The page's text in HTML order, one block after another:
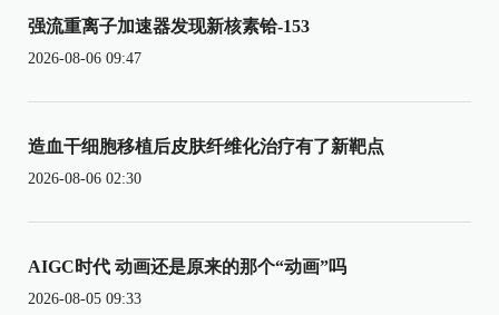
强流重离子加速器发现新核素铪-153
2026-08-06 09:47
造血干细胞移植后皮肤纤维化治疗有了新靶点
2026-08-06 02:30
AIGC时代 动画还是原来的那个“动画”吗
2026-08-05 09:33